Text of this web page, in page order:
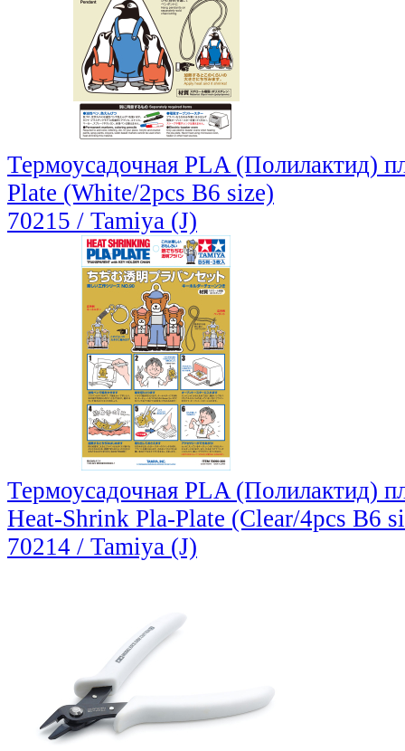
Термоусадочная PLA (Полилактид)
Plate (White/2pcs B6 size)
70215 / Tamiya (J)
Термоусадочная PLA (Полилактид)
Heat-Shrink Pla-Plate (Clear/4pcs B6
70214 / Tamiya (J)